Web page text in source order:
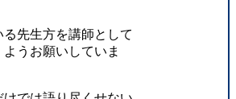
先生方を講師として
うお願いしていま